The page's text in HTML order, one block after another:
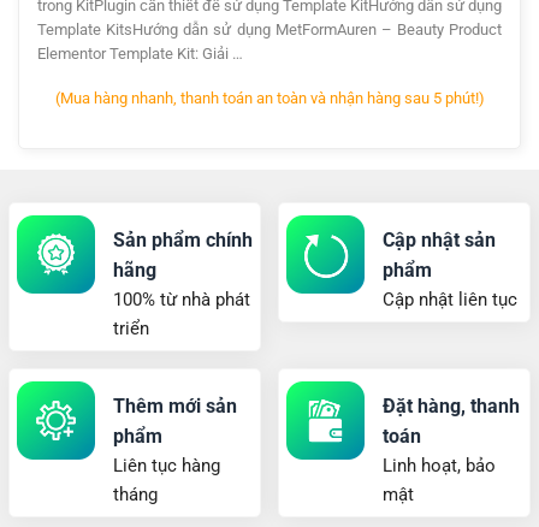
trong KitPlugin cần thiết để sử dụng Template KitHướng dẫn sử dụng
Template KitsHướng dẫn sử dụng MetFormAuren – Beauty Product
Elementor Template Kit: Giải …
(Mua hàng nhanh, thanh toán an toàn và nhận hàng sau 5 phút!)
Sản phẩm chính
hãng
100% từ nhà phát
triển
Cập nhật sản
phẩm
Cập nhật liên tục
Thêm mới sản
phẩm
Liên tục hàng
tháng
Đặt hàng, thanh
toán
Linh hoạt, bảo
mật